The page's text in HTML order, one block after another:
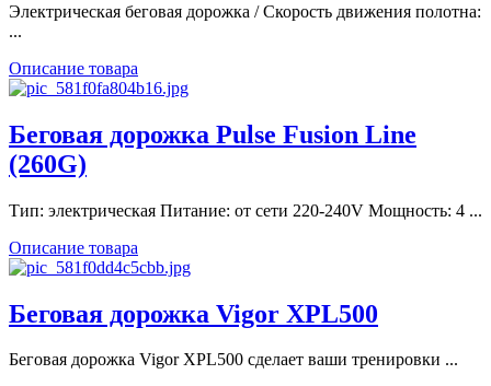
Электрическая беговая дорожка / Скорость движения полотна:
...
Описание товара
Беговая дорожка Pulse Fusion Line
(260G)
Тип: электрическая Питание: от сети 220-240V Мощность: 4 ...
Описание товара
Беговая дорожка Vigor XPL500
Беговая дорожка Vigor XPL500 сделает ваши тренировки ...